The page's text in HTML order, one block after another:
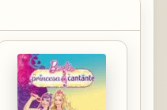
cubano, cunde
Y en el caos de la
enloquecido
las entrañas de la
un secreto: oro
la aventura de Alex,
mambí,